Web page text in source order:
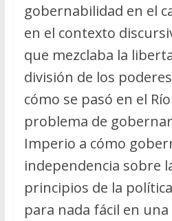
gobernabilidad en el
en el contexto
que mezclaba la
división de los
cómo se pasó en el
problema de
Imperio a cómo
independencia sobre
principios de la
para nada fácil en